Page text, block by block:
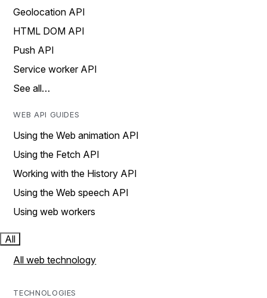
Geolocation API
HTML DOM API
Push API
Service worker API
See all…
WEB API GUIDES
Using the Web animation API
Using the Fetch API
Working with the History API
Using the Web speech API
Using web workers
All
All web technology
TECHNOLOGIES